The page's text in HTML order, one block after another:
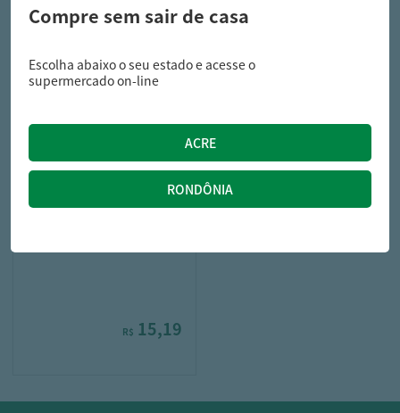
R$ 15,19
Compre sem sair de casa
Escolha abaixo o seu estado e acesse o
supermercado on-line